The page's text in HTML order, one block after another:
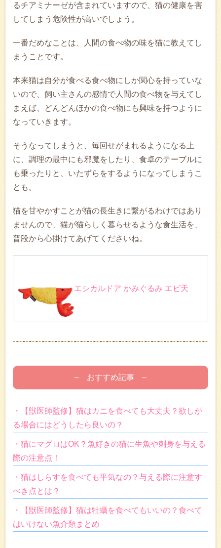
るチアミナーゼが含まれていますので、猫の健康を害
してしまう危険性が高いでしょう。
一番だめなことは、人間の食べ物の味を猫に教えてし
まうことです。
本来猫は自分が食べる食べ物にしか関心を持っていな
いので、飼い主さんの感情で人間の食べ物を与えてし
まえば、どんどんほかの食べ物にも興味を持つように
なっていきます。
そうなってしまうと、毎回せがまれるようになる上
に、調理の最中にも邪魔をしたり、食卓のテーブルに
も乗ったりと、いたずらをするようになってしまうこ
とも。
猫を甘やかすことが猫の長生きに繋がるわけではあり
ませんので、猫が猫らしく暮らせるような食生活を、
普段から心掛けてあげてくださいね。
エシカルドア かみぐるみ エビ天
– おすすめ記事 –
・【獣医師監修】猫はカニを食べても大丈夫？欲しが
る場合にはどうしたら良いの？
・猫にマグロはOK？魚好きの猫に生魚や刺身を与える
際の注意点！
・猫はしらすを食べても平気なの？与える際に注意す
べき点とは？
・【獣医師監修】猫は牡蠣を食べてもいいの？食べて
はいけない魚介類まとめ